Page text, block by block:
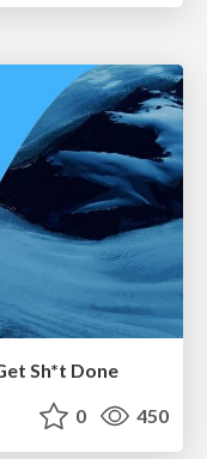
Sh*t Done
0 450